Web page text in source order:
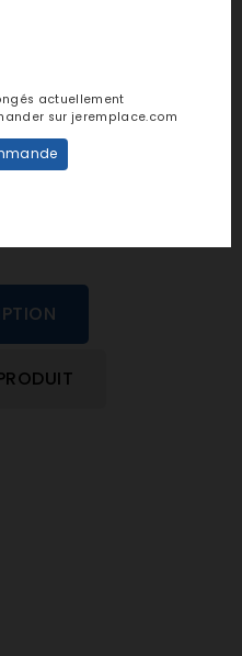
actuellement
sur jeremplace.com